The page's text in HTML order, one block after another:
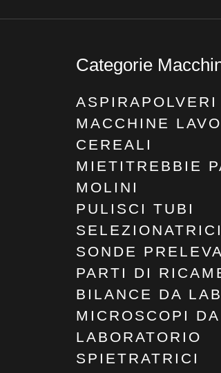
Categorie
MACCHINE
CEREALI
MIETITREBBIE
MOLINI
PULISCI TUBI
SONDE
PARTI DI
BILANCE DA
MICROSCOPI DA
LABORATORIO
SPIETRATRICI